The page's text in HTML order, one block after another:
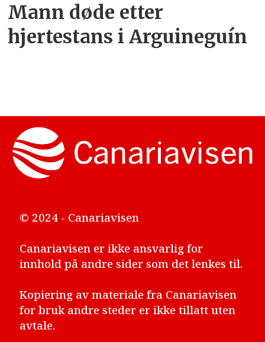
Mann døde etter
hjertestans i Arguineguín
© 2024 - Canariavisen
Canariavisen er ikke ansvarlig for
innhold på andre sider som det lenkes til.
Kopiering av materiale fra Canariavisen
for bruk andre steder er ikke tillatt uten
avtale.